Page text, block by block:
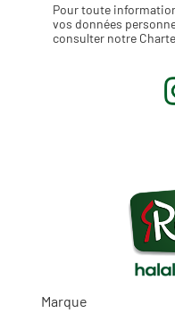
Marque
Pour toute
vos données
consulter notre
.